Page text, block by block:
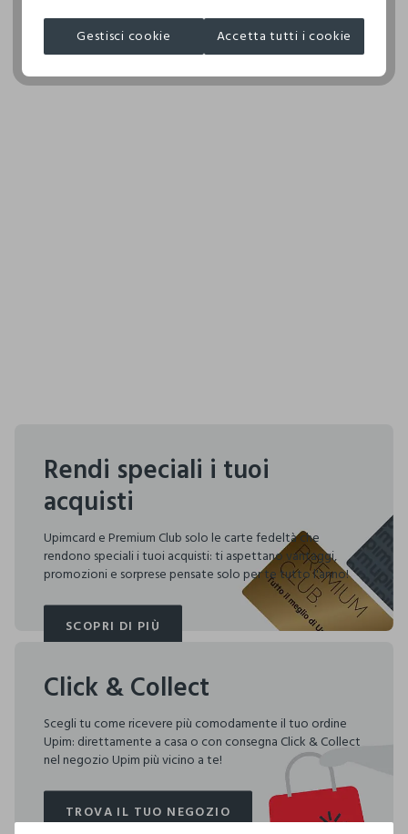
Rendi speciali i tuoi
acquisti
Upimcard e Premium Club solo le carte fedeltà che
rendono speciali i tuoi acquisti: ti aspettano vantaggi,
promozioni e sorprese pensate solo per te tutto l'anno!
SCOPRI DI PIÙ
SCOPRI DI PIÙ
Click & Collect
Scegli tu come ricevere più comodamente il tuo ordine
Upim: direttamente a casa o con consegna Click & Collect
nel negozio Upim più vicino a te!
TROVA IL TUO NEGOZIO
TROVA IL TUO NEGOZIO
Gestisci cookie Accetta tutti i cookie